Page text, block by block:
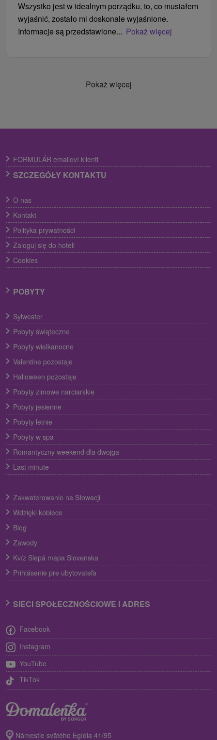
Wszystko jest w idealnym porządku, to, co musiałem
wyjaśnić, zostało mi doskonale wyjaśnione.
Informacje są przedstawione... Pokaż więcej
Pokaż więcej
FORMULÁR emailoví klienti
SZCZEGÓŁY KONTAKTU
O nas
Kontakt
Polityka prywatności
Zaloguj się do hoteli
Cookies
POBYTY
Sylwester
Pobyty świąteczne
Pobyty wielkanocne
Valentine pozostaje
Halloween pozostaje
Pobyty zimowe narciarskie
Pobyty jesienne
Pobyty letnie
Pobyty w spa
Romantyczny weekend dla dwojga
Last minute
Zakwaterowanie na Słowacji
Wdzięki kobiece
Blog
Zawody
Kvíz Slepá mapa Slovenska
Prihlásenie pre ubytovateľa
SIECI SPOŁECZNOŚCIOWE I ADRES
Facebook
Instagram
YouTube
TikTok
Námestie svätého Egídia 41/95